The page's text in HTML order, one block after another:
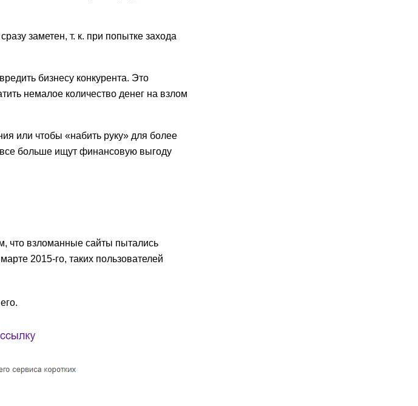
заметен, т. к. при попытке захода
бизнесу конкурента. Это
немалое количество денег на взлом
или чтобы «набить руку» для более
все больше ищут финансовую выгоду
что взломанные сайты пытались
2015-го, таких пользователей